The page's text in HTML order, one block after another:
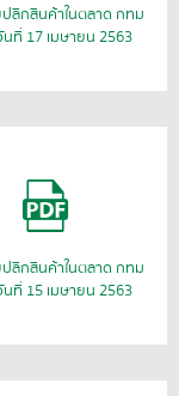
ลีกสินค้าในตลาด กทม
นที่ 17 เมษายน 2563
ลีกสินค้าในตลาด กทม
นที่ 15 เมษายน 2563